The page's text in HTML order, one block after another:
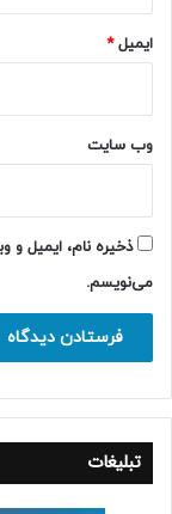
ایمیل*
وب‌ سایت
ذخیره نام، ایمیل و
می‌نویسم.
تبلیغات